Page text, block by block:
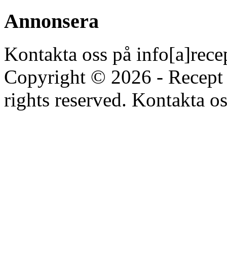
Annonsera
Kontakta oss på
Copyright © 2026 -
rights reserved. Kontakta